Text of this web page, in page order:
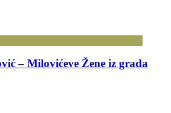
– Milovićeve Žene iz grada